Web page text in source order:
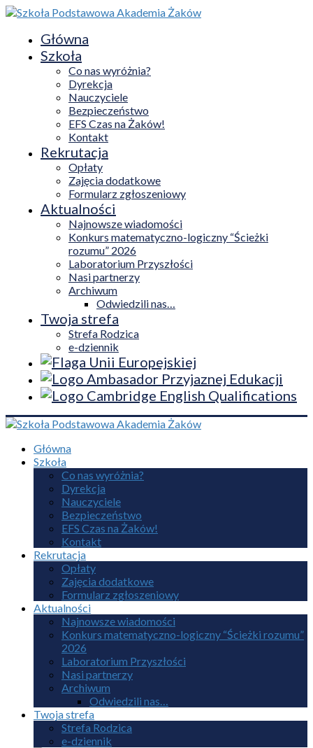
Główna
Szkoła
Co nas wyróżnia?
Dyrekcja
Nauczyciele
Bezpieczeństwo
EFS Czas na Żaków!
Kontakt
Rekrutacja
Opłaty
Zajęcia dodatkowe
Formularz zgłoszeniowy
Aktualności
Najnowsze wiadomości
Konkurs matematyczno-logiczny “Ścieżki
rozumu” 2026
Laboratorium Przyszłości
Nasi partnerzy
Archiwum
Odwiedzili nas…
Twoja strefa
Strefa Rodzica
e-dziennik
Główna
Szkoła
Co nas wyróżnia?
Dyrekcja
Nauczyciele
Bezpieczeństwo
EFS Czas na Żaków!
Kontakt
Rekrutacja
Opłaty
Zajęcia dodatkowe
Formularz zgłoszeniowy
Aktualności
Najnowsze wiadomości
Konkurs matematyczno-logiczny “Ścieżki rozumu”
2026
Laboratorium Przyszłości
Nasi partnerzy
Archiwum
Odwiedzili nas…
Twoja strefa
Strefa Rodzica
e-dziennik